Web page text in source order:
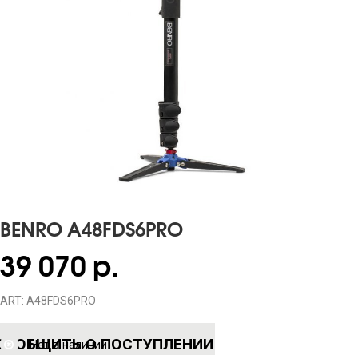
BENRO A48FDS6PRO
39 070 р.
ART: A48FDS6PRO
Нет в наличииО ПОСТУПЛЕНИИ